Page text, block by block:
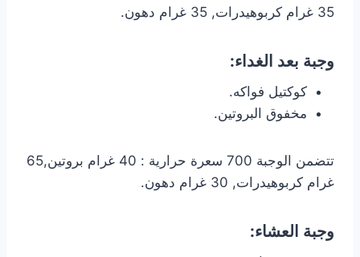
35 غرام كربوهيدرات, 35 غرام دهون.
وجبة بعد الغداء:
كوكتيل فواكه.
مخفوق البروتين.
تتضمن الوجبة 700 سعرة حرارية : 40 غرام بروتين,65
غرام كربوهيدرات, 30 غرام دهون.
وجبة العشاء: